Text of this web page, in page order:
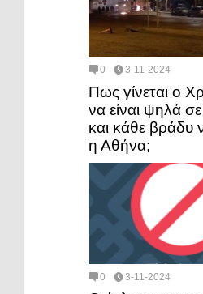
0 3-11-2024
Πως γίνεται ο
να είναι ψηλά
και κάθε βράδυ
η Αθήνα;
0 3-11-2024